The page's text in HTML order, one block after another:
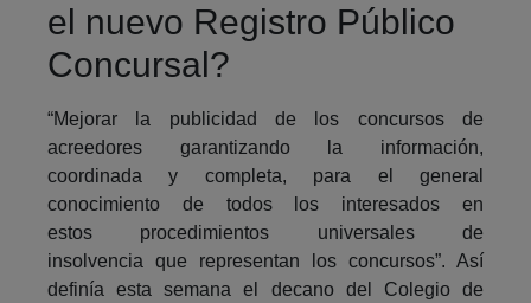
el nuevo Registro Público
Concursal?
“Mejorar la publicidad de los concursos de
acreedores garantizando la información,
coordinada y completa, para el general
conocimiento de todos los interesados en
estos procedimientos universales de
insolvencia que representan los concursos”. Así
definía esta semana el decano del Colegio de